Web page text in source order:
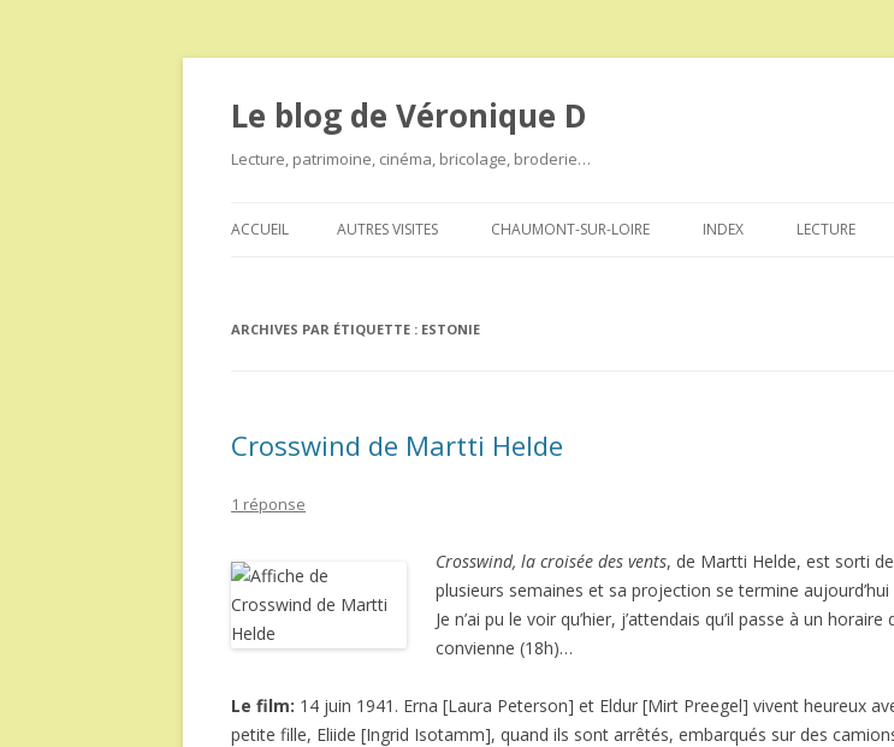
Le blog de Véronique D
Lecture, patrimoine, cinéma, bricolage, broderie…
au
ACCUEIL AUTRES VISITES CHAUMONT-SUR-LOIRE INDEX LECTURE
ARCHIVES PAR ÉTIQUETTE : ESTONIE
Crosswind de Martti Helde
1 réponse
Crosswind, la croisée des vents, de Martti Helde, est sorti
plusieurs semaines et sa projection se termine aujourd’hui
Je n’ai pu le voir qu’hier, j’attendais qu’il passe à un horaire
convienne (18h)…
Le film: 14 juin 1941. Erna [Laura Peterson] et Eldur [Mirt Preegel] vivent heureux
petite fille, Eliide [Ingrid Isotamm], quand ils sont arrêtés, embarqués sur des